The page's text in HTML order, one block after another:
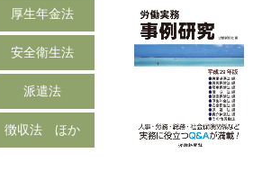
厚生年金法
安全衛生法
派遣法
徴収法 ほか